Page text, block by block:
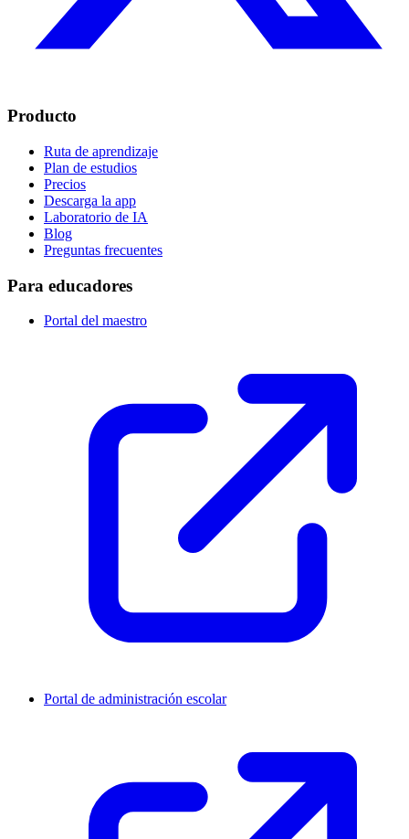
Producto
Ruta de aprendizaje
Plan de estudios
Precios
Descarga la app
Laboratorio de IA
Blog
Preguntas frecuentes
Para educadores
Portal del maestro
Portal de administración escolar